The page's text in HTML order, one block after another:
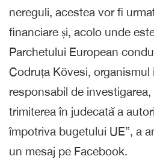
nereguli, acestea vor fi
financiare și, acolo unde
Parchetului European
Codruța Kövesi, organismul
responsabil de investigarea,
trimiterea în judecată a
împotriva bugetului UE”, a
un mesaj pe Facebook.